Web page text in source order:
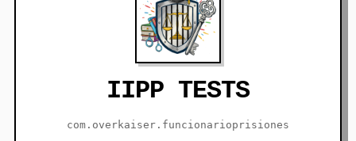
IIPP TESTS
com.overkaiser.funcionarioprisiones